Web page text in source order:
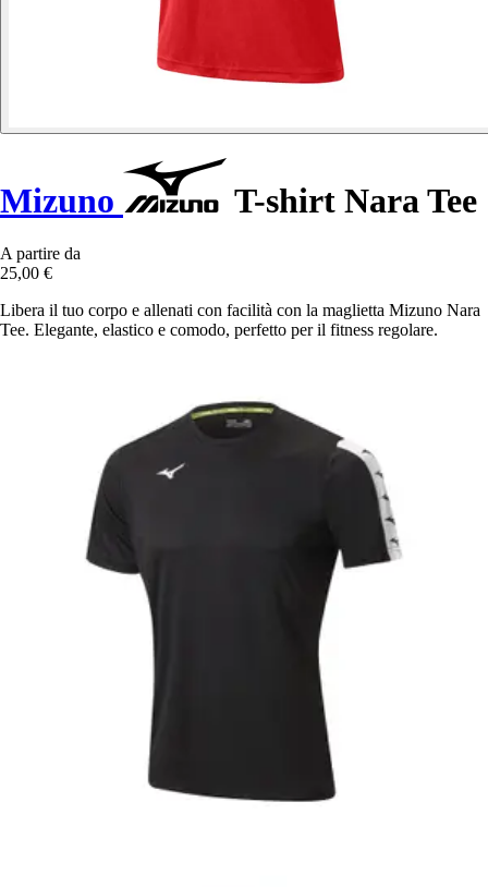
Mizuno T-shirt Nara Tee
A partire da
25,00 €
Libera il tuo corpo e allenati con facilità con la maglietta Mizuno Nara
Tee. Elegante, elastico e comodo, perfetto per il fitness regolare.